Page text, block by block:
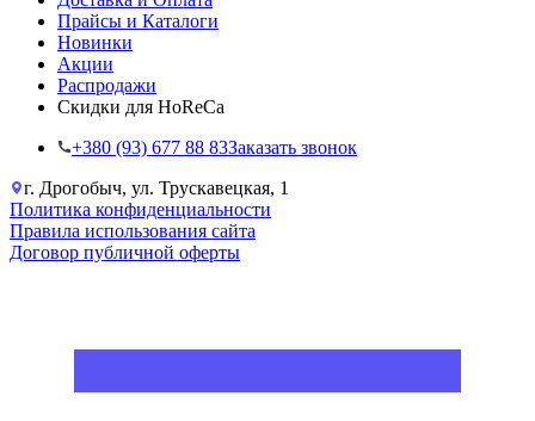
Прайсы и Каталоги
Новинки
Акции
Распродажи
Скидки для HoReCa
+38‎0 (93) 677 88 83Заказать звонок
г. Дрогобыч, ул. Трускавецкая, 1
Политика конфиденциальности
Правила использования сайта
Договор публичной оферты